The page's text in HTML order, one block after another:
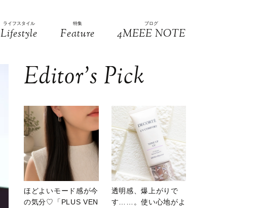
ライフスタイル
Lifestyle
特集
Feature
ブログ
4MEEE NOTE
Editor’s Pick
ほどよいモード感が今
の気分♡「PLUS VEN
透明感、爆上がりで
す……。使い心地がよ